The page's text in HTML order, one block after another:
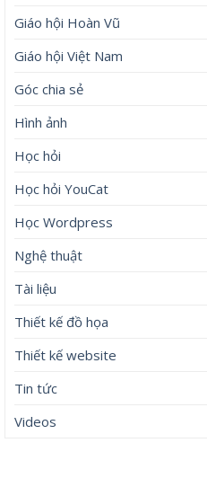
Giáo hội Hoàn Vũ
Giáo hội Việt Nam
Góc chia sẻ
Hình ảnh
Học hỏi
Học hỏi YouCat
Học Wordpress
Nghệ thuật
Tài liệu
Thiết kế đồ họa
Thiết kế website
Tin tức
Videos